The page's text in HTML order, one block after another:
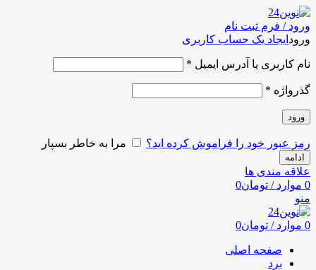
ورود / فرم ثبت نام
ورود ایجاد یک حساب کاربری
نام کاربری یا آدرس ایمیل *
گذرواژه *
ورود
رمز عبور خود را فراموش کرده اید؟ مرا به خاطر بسپار
ادامه
علاقه مندی ها
0 موارد / تومان0
منو
0 موارد / تومان0
صفحه اصلی
برد